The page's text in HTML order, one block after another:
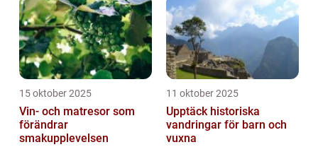
15 oktober 2025
Vin- och matresor som
förändrar
smakupplevelsen
11 oktober 2025
Upptäck historiska
vandringar för barn och
vuxna